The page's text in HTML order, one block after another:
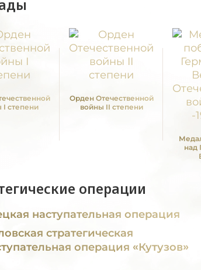
I степени
Орден Отечественной
войны II степени
над
операции
наступательная операция
стратегическая
операция «Кутузов»